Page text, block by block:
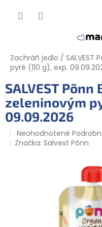
Zachráň jedlo / SALVEST
pyré (110 g), exp.
SALVEST
zeleninovým
09.09.2026
Priemerné
hodnotenie
Neohodnotené
Značka:Salvest Põnn